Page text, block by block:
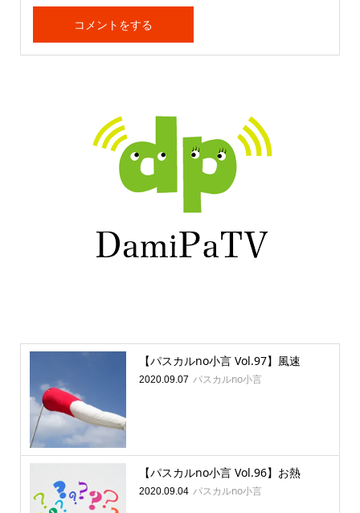
【パスカルno小言 Vol.97】風速
2020.09.07 パスカルno小言
【パスカルno小言 Vol.96】お熱
2020.09.04 パスカルno小言